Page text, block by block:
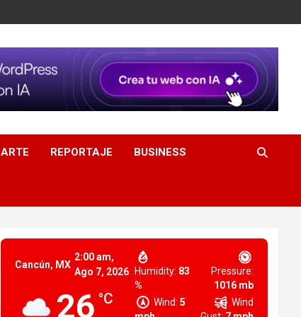
ARTE REPORTAJE BUSINESS
Cancún, MX
2:00 am,
Ago 7, 2026
26 °C
Humidity: 83
%
Pressure:
1016 mb
Wind: 5
Wind